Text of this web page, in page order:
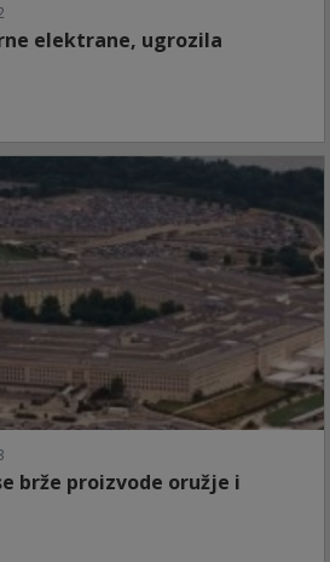
elektrane, ugrozila
brže proizvode oružje i